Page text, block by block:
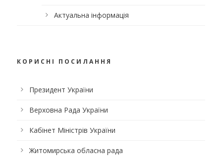
Актуальна інформація
КОРИСНІ ПОСИЛАННЯ
Президент України
Верховна Рада України
Кабінет Міністрів України
Житомирська обласна рада